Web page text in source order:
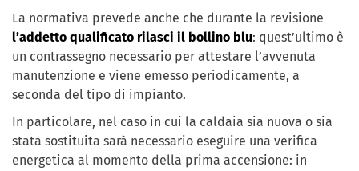
La normativa prevede anche che durante la revisione
l’addetto qualificato rilasci il bollino blu: quest’ultimo è
un contrassegno necessario per attestare l’avvenuta
manutenzione e viene emesso periodicamente, a
seconda del tipo di impianto.
In particolare, nel caso in cui la caldaia sia nuova o sia
stata sostituita sarà necessario eseguire una verifica
energetica al momento della prima accensione: in